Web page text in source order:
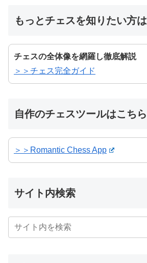
もっとチェスを知りたい方は
チェスの全体像を網羅し徹底解説
＞＞チェス完全ガイド
自作のチェスツールはこちら
＞＞Romantic Chess App
サイト内検索